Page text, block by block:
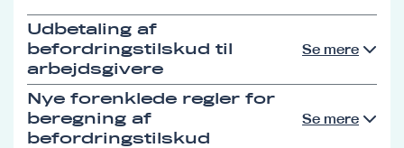
Udbetaling af
befordringstilskud til
arbejdsgivere
Se mere
Nye forenklede regler for
beregning af
befordringstilskud
Se mere